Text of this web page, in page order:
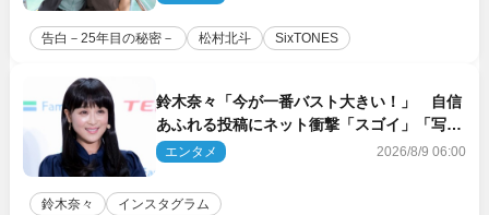
告白－25年目の秘密－ 松村北斗 SixTONES
鈴木奈々「今が一番バスト大きい！」 自信
あふれる投稿にネット衝撃「スゴイ」「写真
集を出して欲しい」
エンタメ 2026/8/9 06:00
鈴木奈々 インスタグラム